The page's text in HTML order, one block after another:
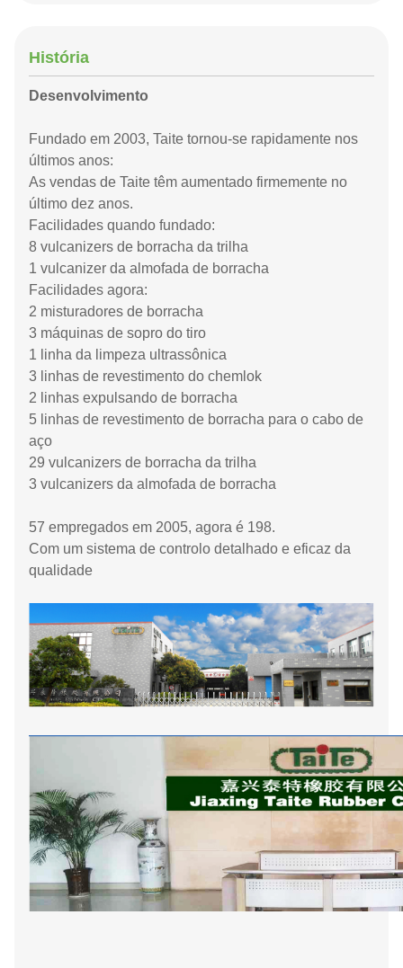
História
Desenvolvimento
Fundado em 2003, Taite tornou-se rapidamente nos
últimos anos:
As vendas de Taite têm aumentado firmemente no
último dez anos.
Facilidades quando fundado:
8 vulcanizers de borracha da trilha
1 vulcanizer da almofada de borracha
Facilidades agora:
2 misturadores de borracha
3 máquinas de sopro do tiro
1 linha da limpeza ultrassônica
3 linhas de revestimento do chemlok
2 linhas expulsando de borracha
5 linhas de revestimento de borracha para o cabo de
aço
29 vulcanizers de borracha da trilha
3 vulcanizers da almofada de borracha
57 empregados em 2005, agora é 198.
Com um sistema de controlo detalhado e eficaz da
qualidade